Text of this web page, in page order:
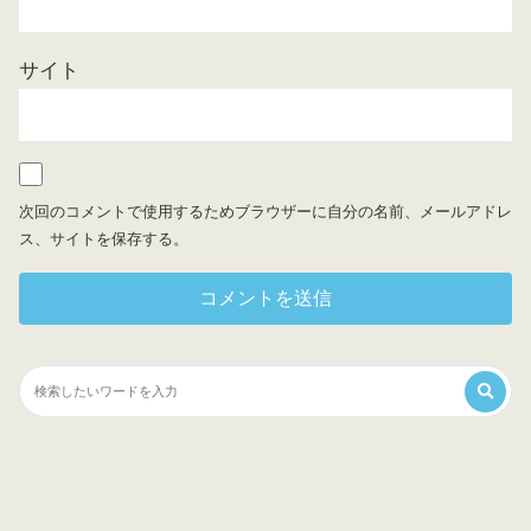
サイト
次回のコメントで使用するためブラウザーに自分の名前、メールアドレ
ス、サイトを保存する。